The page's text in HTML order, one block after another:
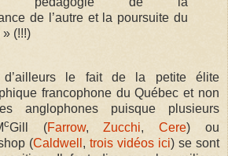
de l’autre et la poursuite du
(!!!)
d’ailleurs le fait de la petite élite
francophone du Québec et non
anglophones puisque plusieurs
cGill (Farrow,Zucchi,Cere) ou
(Caldwell , trois vidéos ici) se sont